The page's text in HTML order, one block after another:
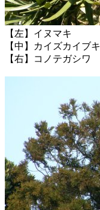
【左】イヌマキ
【中】カイズカイブキ
【右】コノテガシワ